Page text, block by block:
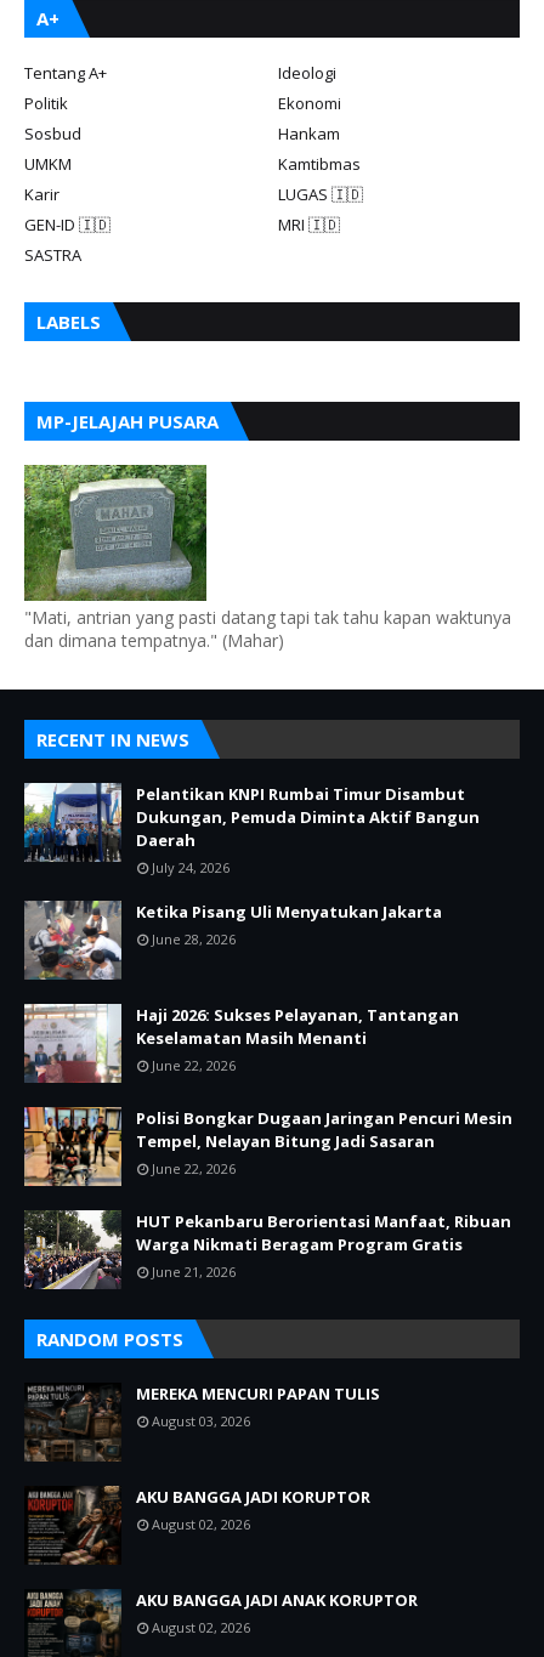
A+
Tentang A+
Ideologi
Politik
Ekonomi
Sosbud
Hankam
UMKM
Kamtibmas
Karir
LUGAS 🇮🇩
GEN-ID 🇮🇩
MRI 🇮🇩
SASTRA
LABELS
MP-JELAJAH PUSARA
"Mati, antrian yang pasti datang tapi tak tahu kapan waktunya
dan dimana tempatnya." (Mahar)
RECENT IN NEWS
Pelantikan KNPI Rumbai Timur Disambut
Dukungan, Pemuda Diminta Aktif Bangun
Daerah
July 24, 2026
Ketika Pisang Uli Menyatukan Jakarta
June 28, 2026
Haji 2026: Sukses Pelayanan, Tantangan
Keselamatan Masih Menanti
June 22, 2026
Polisi Bongkar Dugaan Jaringan Pencuri Mesin
Tempel, Nelayan Bitung Jadi Sasaran
June 22, 2026
HUT Pekanbaru Berorientasi Manfaat, Ribuan
Warga Nikmati Beragam Program Gratis
June 21, 2026
RANDOM POSTS
MEREKA MENCURI PAPAN TULIS
August 03, 2026
AKU BANGGA JADI KORUPTOR
August 02, 2026
AKU BANGGA JADI ANAK KORUPTOR
August 02, 2026